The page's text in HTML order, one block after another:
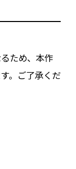
ため、本作
。ご了承くだ